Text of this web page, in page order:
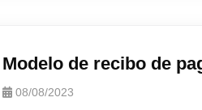
Modelo de recibo de
08/08/2023